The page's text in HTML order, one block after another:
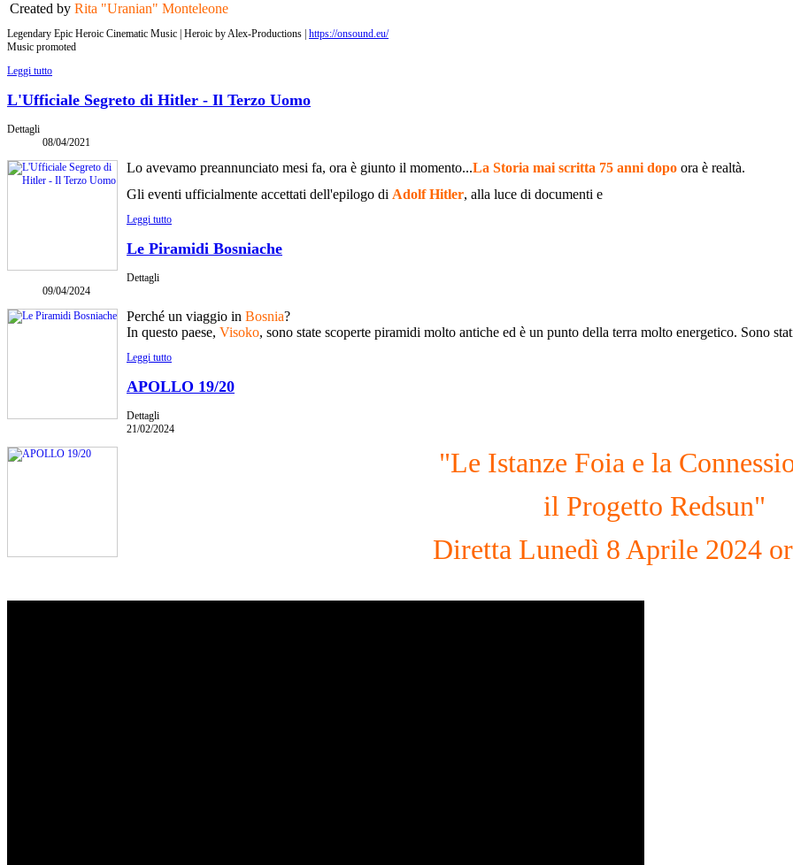
Created by Rita "Uranian" Monteleone
Legendary Epic Heroic Cinematic Music | Heroic by Alex-Productions | https://onsound.eu/
Music promoted
Leggi tutto
L'Ufficiale Segreto di Hitler - Il Terzo Uomo
Dettagli
08/04/2021
Lo avevamo preannunciato mesi fa, ora è giunto il momento...La Storia mai scritta 75 anni dopo ora è realtà.
Gli eventi ufficialmente accettati dell'epilogo di Adolf Hitler, alla luce di documenti e
Leggi tutto
Le Piramidi Bosniache
Dettagli
09/04/2024
Perché un viaggio in Bosnia?
In questo paese, Visoko, sono state scoperte piramidi molto antiche ed è un punto della terra molto energetico. Sono
Leggi tutto
APOLLO 19/20
Dettagli
21/02/2024
"Le Istanze Foia e la
il Progetto Redsun"
Diretta Lunedì 8 Aprile 2024